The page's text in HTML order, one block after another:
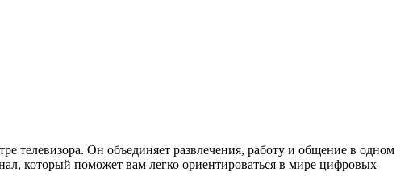
телевизора. Он объединяет развлечения, работу и общение в одном
который поможет вам легко ориентироваться в мире цифровых